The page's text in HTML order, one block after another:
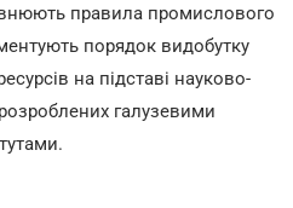
правила промислового
порядок видобутку
на підставі науково-
галузевими